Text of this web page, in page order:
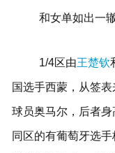
和女单如出一
1/4区由王楚钦
国选手西蒙，从签
球员奥马尔，后者身
同区的有葡萄牙选